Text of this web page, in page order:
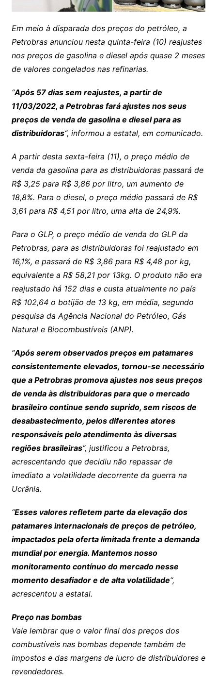
Em meio à disparada dos preços do petróleo, a
Petrobras anunciou nesta quinta-feira (10) reajustes
nos preços de gasolina e diesel após quase 2 meses
de valores congelados nas refinarias.
“Após 57 dias sem reajustes, a partir de
11/03/2022, a Petrobras fará ajustes nos seus
preços de venda de gasolina e diesel para as
distribuidoras“, informou a estatal, em comunicado.
A partir desta sexta-feira (11), o preço médio de
venda da gasolina para as distribuidoras passará de
R$ 3,25 para R$ 3,86 por litro, um aumento de
18,8%. Para o diesel, o preço médio passará de R$
3,61 para R$ 4,51 por litro, uma alta de 24,9%.
Para o GLP, o preço médio de venda do GLP da
Petrobras, para as distribuidoras foi reajustado em
16,1%, e passará de R$ 3,86 para R$ 4,48 por kg,
equivalente a R$ 58,21 por 13kg. O produto não era
reajustado há 152 dias e custa atualmente no país
R$ 102,64 o botijão de 13 kg, em média, segundo
pesquisa da Agência Nacional do Petróleo, Gás
Natural e Biocombustíveis (ANP).
“Após serem observados preços em patamares
consistentemente elevados, tornou-se necessário
que a Petrobras promova ajustes nos seus preços
de venda às distribuidoras para que o mercado
brasileiro continue sendo suprido, sem riscos de
desabastecimento, pelos diferentes atores
responsáveis pelo atendimento às diversas
regiões brasileiras“, justificou a Petrobras,
acrescentando que decidiu não repassar de
imediato a volatilidade decorrente da guerra na
Ucrânia.
“Esses valores refletem parte da elevação dos
patamares internacionais de preços de petróleo,
impactados pela oferta limitada frente a demanda
mundial por energia. Mantemos nosso
monitoramento contínuo do mercado nesse
momento desafiador e de alta volatilidade“,
acrescentou a estatal.
Preço nas bombas
Vale lembrar que o valor final dos preços dos
combustíveis nas bombas depende também de
impostos e das margens de lucro de distribuidores e
revendedores.